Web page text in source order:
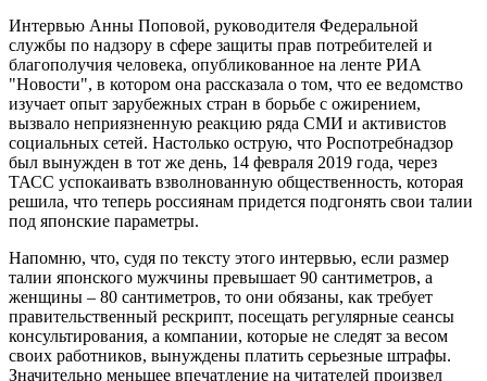
Интервью Анны Поповой, руководителя Федеральной
службы по надзору в сфере защиты прав потребителей и
благополучия человека, опубликованное на ленте РИА
"Новости", в котором она рассказала о том, что ее ведомство
изучает опыт зарубежных стран в борьбе с ожирением,
вызвало неприязненную реакцию ряда СМИ и активистов
социальных сетей. Настолько острую, что Роспотребнадзор
был вынужден в тот же день, 14 февраля 2019 года, через
ТАСС успокаивать взволнованную общественность, которая
решила, что теперь россиянам придется подгонять свои талии
под японские параметры.
Напомню, что, судя по тексту этого интервью, если размер
талии японского мужчины превышает 90 сантиметров, а
женщины – 80 сантиметров, то они обязаны, как требует
правительственный рескрипт, посещать регулярные сеансы
консультирования, а компании, которые не следят за весом
своих работников, вынуждены платить серьезные штрафы.
Значительно меньшее впечатление на читателей произвел